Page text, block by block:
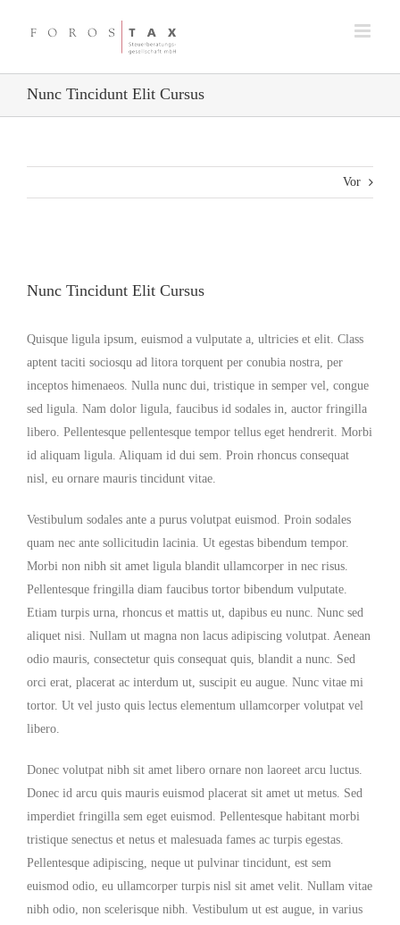
Nunc Tincidunt Elit Cursus
Vor
grösseres
Nunc Tincidunt Elit Cursus
Quisque ligula ipsum, euismod a vulputate a, ultricies et elit. Class
aptent taciti sociosqu ad litora torquent per conubia nostra, per
inceptos himenaeos. Nulla nunc dui, tristique in semper vel, congue
sed ligula. Nam dolor ligula, faucibus id sodales in, auctor fringilla
libero. Pellentesque pellentesque tempor tellus eget hendrerit. Morbi
id aliquam ligula. Aliquam id dui sem. Proin rhoncus consequat
nisl, eu ornare mauris tincidunt vitae.
Vestibulum sodales ante a purus volutpat euismod. Proin sodales
quam nec ante sollicitudin lacinia. Ut egestas bibendum tempor.
Morbi non nibh sit amet ligula blandit ullamcorper in nec risus.
Pellentesque fringilla diam faucibus tortor bibendum vulputate.
Etiam turpis urna, rhoncus et mattis ut, dapibus eu nunc. Nunc sed
aliquet nisi. Nullam ut magna non lacus adipiscing volutpat. Aenean
odio mauris, consectetur quis consequat quis, blandit a nunc. Sed
orci erat, placerat ac interdum ut, suscipit eu augue. Nunc vitae mi
tortor. Ut vel justo quis lectus elementum ullamcorper volutpat vel
libero.
Donec volutpat nibh sit amet libero ornare non laoreet arcu luctus.
Donec id arcu quis mauris euismod placerat sit amet ut metus. Sed
imperdiet fringilla sem eget euismod. Pellentesque habitant morbi
tristique senectus et netus et malesuada fames ac turpis egestas.
Pellentesque adipiscing, neque ut pulvinar tincidunt, est sem
euismod odio, eu ullamcorper turpis nisl sit amet velit. Nullam vitae
nibh odio, non scelerisque nibh. Vestibulum ut est augue, in varius